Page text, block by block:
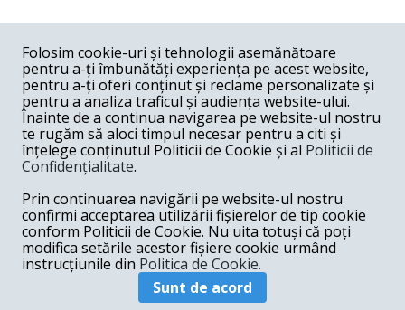
COMENTARII
Nume
Email
Postează comentariu
Folosim cookie-uri și tehnologii asemănătoare
pentru a-ți îmbunătăți experiența pe acest website,
pentru a-ți oferi conținut și reclame personalizate și
pentru a analiza traficul și audiența website-ului.
Înainte de a continua navigarea pe website-ul nostru
te rugăm să aloci timpul necesar pentru a citi și
înțelege conținutul Politicii de Cookie și al Politicii de
Confidențialitate.
Prin continuarea navigării pe website-ul nostru
confirmi acceptarea utilizării fișierelor de tip cookie
conform Politicii de Cookie. Nu uita totuși că poți
modifica setările acestor fișiere cookie urmând
instrucțiunile din Politica de Cookie.
Sunt de acord